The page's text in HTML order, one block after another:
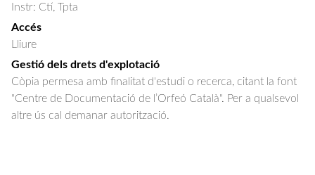
Instr: Ctí, Tpta
Accés
Lliure
Gestió dels drets d'explotació
Còpia permesa amb finalitat d'estudi o recerca, citant la font
"Centre de Documentació de l’Orfeó Català". Per a qualsevol
altre ús cal demanar autorització.